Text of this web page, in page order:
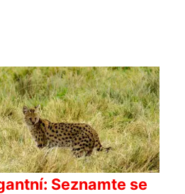
Seznamte se